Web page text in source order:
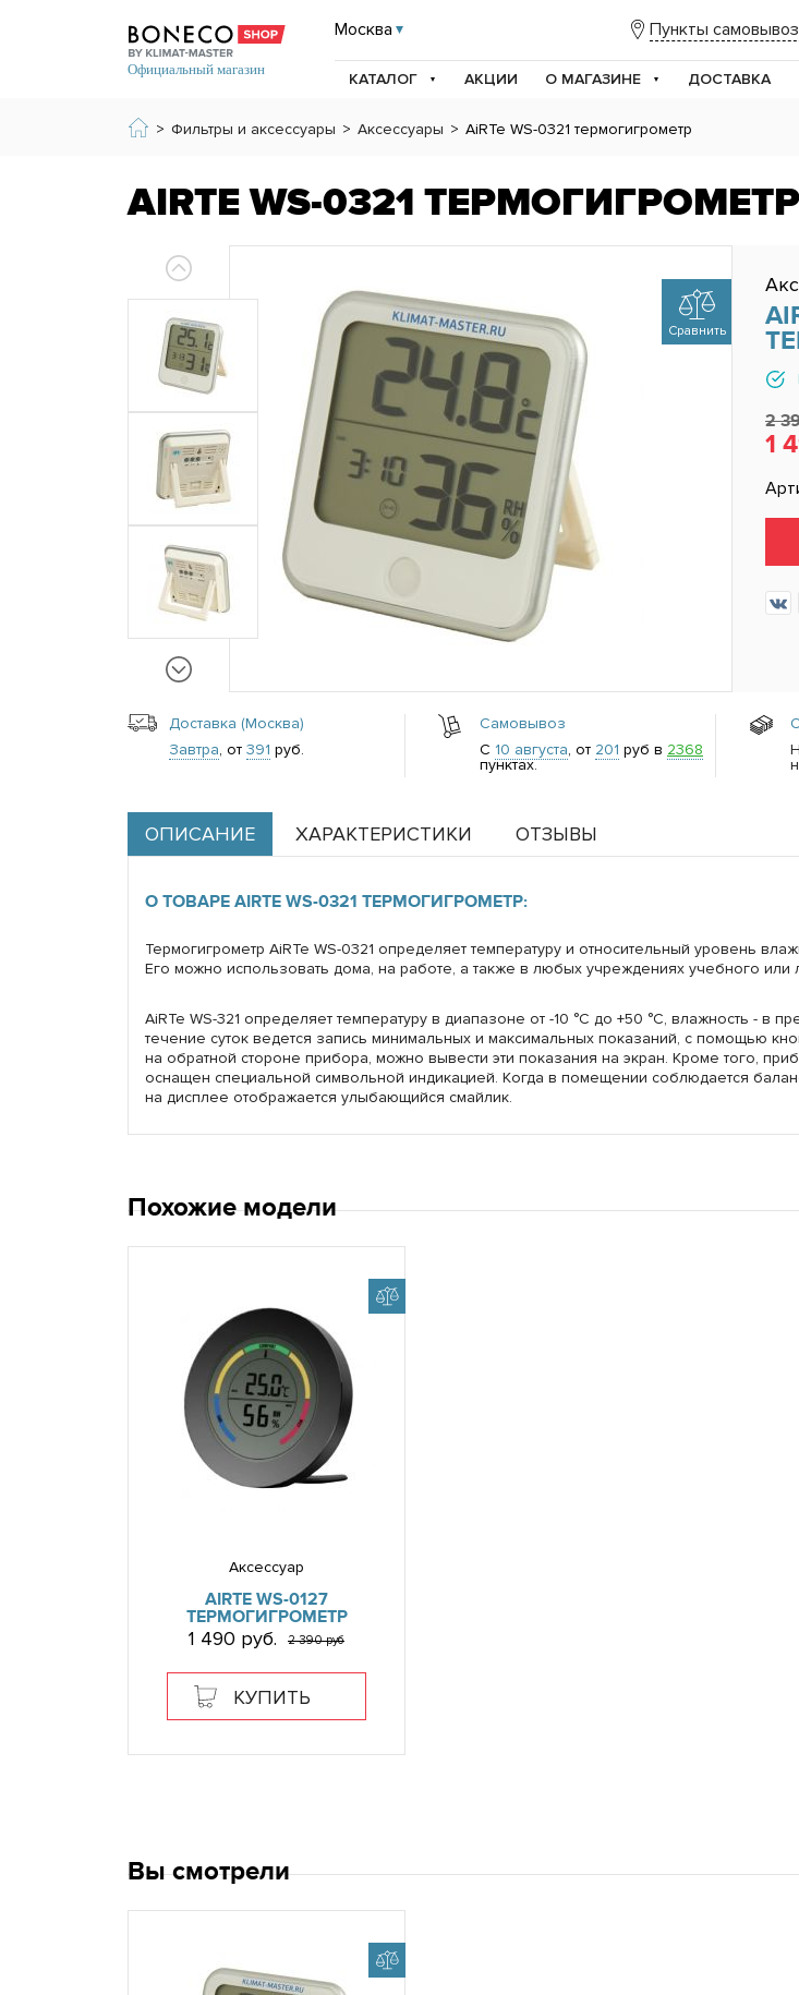
Москва Пункты
КАТАЛОГ АКЦИИ О МАГАЗИНЕ ДОСТАВКА
> Фильтры и аксессуары > Аксессуары > AiRTe WS-0321 термогигрометр
AIRTE WS-0321 ТЕРМОГИГРОМЕТР
Сравнить
2
1
Доставка (Москва)
Завтра, от 391 руб.
Самовывоз
С 10 августа, от 201 руб в 2368
пунктах.
ОПИСАНИЕ ХАРАКТЕРИСТИКИ ОТЗЫВЫ
О ТОВАРЕ AIRTE WS-0321 ТЕРМОГИГРОМЕТР:
Термогигрометр AiRTe WS-0321 определяет температуру и относительный уровень
Его можно использовать дома, на работе, а также в любых учреждениях учебного или
AiRTe WS-321 определяет температуру в диапазоне от -10 °С до +50 °С, влажность - в
течение суток ведется запись минимальных и максимальных показаний, с помощью
на обратной стороне прибора, можно вывести эти показания на экран. Кроме того,
оснащен специальной символьной индикацией. Когда в помещении соблюдается
на дисплее отображается улыбающийся смайлик.
Похожие модели
Аксессуар
AIRTE WS-0127
ТЕРМОГИГРОМЕТР
1 490 руб. 2 390 руб
КУПИТЬ
Вы смотрели